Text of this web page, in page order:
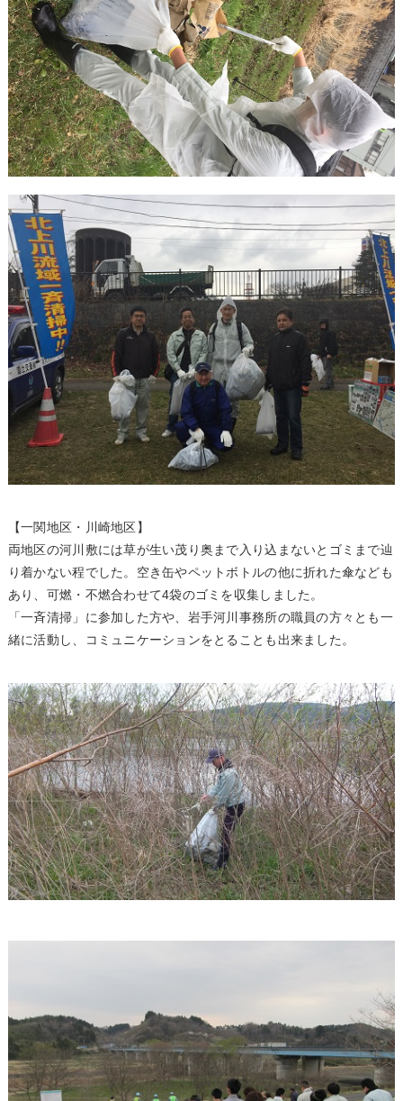
【一関地区・川崎地区】
両地区の河川敷には草が生い茂り奥まで入り込まないとゴミまで辿
り着かない程でした。空き缶やペットボトルの他に折れた傘なども
あり、可燃・不燃合わせて4袋のゴミを収集しました。
「一斉清掃」に参加した方や、岩手河川事務所の職員の方々とも一
緒に活動し、コミュニケーションをとることも出来ました。